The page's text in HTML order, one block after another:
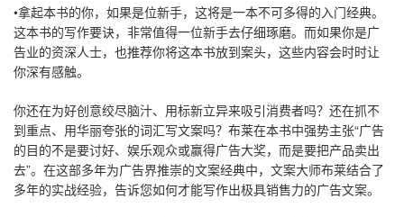
•拿起本书的你，如果是位新手，这将是一本不可多得的入门经典。
这本书的写作要诀，非常值得一位新手去仔细琢磨。而如果你是广
告业的资深人士，也推荐你将这本书放到案头，这些内容会时时让
你深有感触。
你还在为好创意绞尽脑汁、用标新立异来吸引消费者吗？还在抓不
到重点、用华丽夸张的词汇写文案吗？布莱在本书中强势主张“广告
的目的不是要讨好、娱乐观众或赢得广告大奖，而是要把产品卖出
去”。在这部多年为广告界推崇的文案经典中，文案大师布莱结合了
多年的实战经验，告诉您如何才能写作出极具销售力的广告文案。